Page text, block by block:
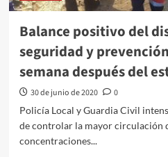
Balance positivo del
seguridad y
semana después del
30 de junio de 2020
0
Policía Local y Guardia Civil
de controlar la mayor circulación
concentraciones...